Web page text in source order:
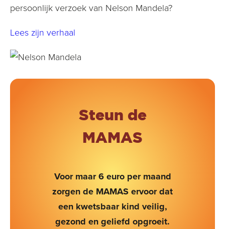
persoonlijk verzoek van Nelson Mandela?
Lees zijn verhaal
Steun de
MAMAS
Voor maar 6 euro per maand
zorgen de MAMAS ervoor dat
een kwetsbaar kind veilig,
gezond en geliefd opgroeit.